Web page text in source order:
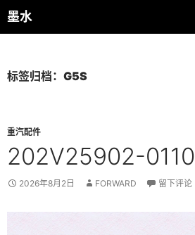
跳
至
墨水
搜
索
标签归档：G5S
重汽配件
202V25902-0110
2026年8月2日 FORWARD 留下评论